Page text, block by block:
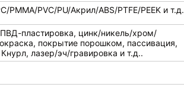
PMMA/PVC/PU/Акрил/ABS/PTFE/PEEK и т.д.
пластировка, цинк/никель/хром/
покрытие порошком, пассивация,
лазер/эч/гравировка и т.д..